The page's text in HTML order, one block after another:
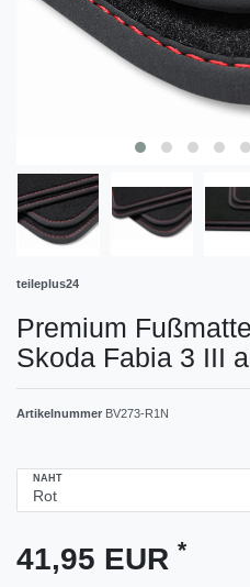
teileplus24
Premium
Skoda Fabia 3 III
Artikelnummer BV273-R1N
NAHT
41,95 EUR *